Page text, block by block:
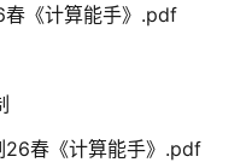
《计算能手》.pdf
春《计算能手》.pdf